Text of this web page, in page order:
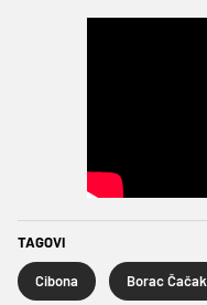
TAGOVI
Cibona Borac Čačak